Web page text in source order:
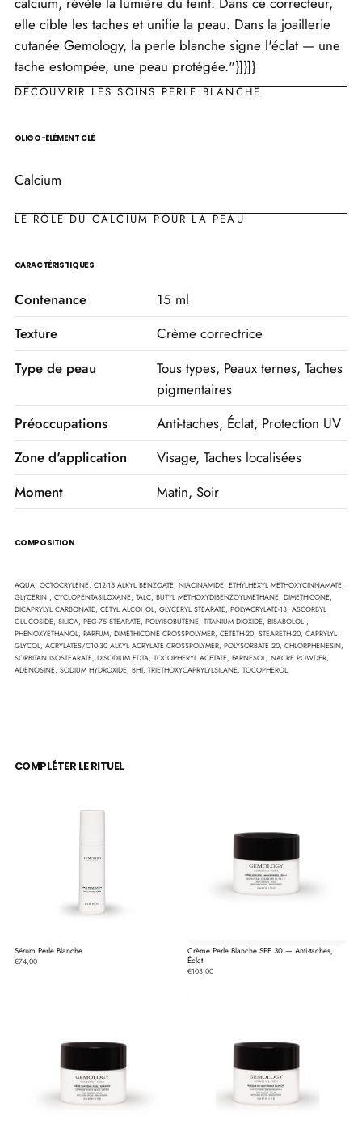
elle cible les taches et unifie la peau. Dans la joaillerie
cutanée Gemology, la perle blanche signe l'éclat — une
tache estompée, une peau protégée."}]}]}
DÉCOUVRIR LES SOINS PERLE BLANCHE
OLIGO-ÉLÉMENT CLÉ
Calcium
LE RÔLE DU CALCIUM POUR LA PEAU
CARACTÉRISTIQUES
Contenance
15 ml
Texture
Crème correctrice
Type de peau
Tous types, Peaux ternes, Taches
pigmentaires
Préoccupations
Anti-taches, Éclat, Protection UV
Zone d'application
Visage, Taches localisées
Moment
Matin, Soir
COMPOSITION
Liste
INCI
AQUA, OCTOCRYLENE, C12-15 ALKYL BENZOATE, NIACINAMIDE, ETHYLHEXYL METHOXYCINNAMATE,
GLYCERIN , CYCLOPENTASILOXANE, TALC, BUTYL METHOXYDIBENZOYLMETHANE, DIMETHICONE,
DICAPRYLYL CARBONATE, CETYL ALCOHOL, GLYCERYL STEARATE, POLYACRYLATE-13, ASCORBYL
GLUCOSIDE, SILICA, PEG-75 STEARATE, POLYISOBUTENE, TITANIUM DIOXIDE, BISABOLOL ,
PHENOXYETHANOL, PARFUM, DIMETHICONE CROSSPOLYMER, CETETH-20, STEARETH-20, CAPRYLYL
GLYCOL, ACRYLATES/C10-30 ALKYL ACRYLATE CROSSPOLYMER, POLYSORBATE 20, CHLORPHENESIN,
SORBITAN ISOSTEARATE, DISODIUM EDTA, TOCOPHERYL ACETATE, FARNESOL, NACRE POWDER,
ADENOSINE, SODIUM HYDROXIDE, BHT, TRIETHOXYCAPRYLYLSILANE, TOCOPHEROL
COMPLÉTER LE RITUEL
Sérum Perle Blanche
€74,00
Crème Perle Blanche SPF 30 — Anti-taches,
Éclat
€103,00